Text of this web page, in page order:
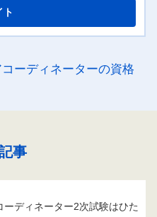
ーディネーターの資格
事
ーディネーター2次試験はひた